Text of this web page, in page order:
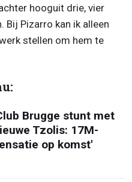
hooguit drie, vier
Bij Pizarro kan ik alleen
stellen om hem te
Brugge stunt met
Tzolis: 17M-
op komst'